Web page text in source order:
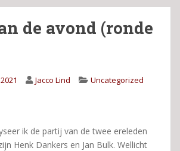
de avond (ronde
Jacco Lind Uncategorized
ik de partij van de twee ereleden
Henk Dankers en Jan Bulk. Wellicht